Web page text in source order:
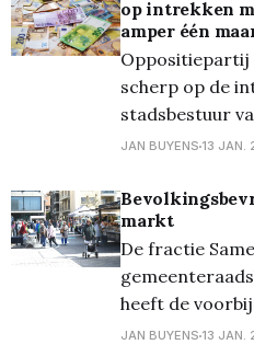
in het
rechtgezet na
Agentschap
op intrekken
amper één
Oppositiepartij
scherp op de
stadsbestuur
meerjarenplan.
niet te kloppen.
het
gevolg is dat
schulden moet
JAN BUYENS 13 JAN.
markt
De fractie
heeft de
JAN BUYENS 13 JAN.